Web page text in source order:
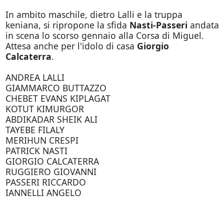
In ambito maschile, dietro Lalli e la truppa
keniana, si ripropone la sfida Nasti-Passeri andata
in scena lo scorso gennaio alla Corsa di Miguel.
Attesa anche per l'idolo di casa Giorgio
Calcaterra.
ANDREA LALLI
GIAMMARCO BUTTAZZO
CHEBET EVANS KIPLAGAT
KOTUT KIMURGOR
ABDIKADAR SHEIK ALI
TAYEBE FILALY
MERIHUN CRESPI
PATRICK NASTI
GIORGIO CALCATERRA
RUGGIERO GIOVANNI
PASSERI RICCARDO
IANNELLI ANGELO